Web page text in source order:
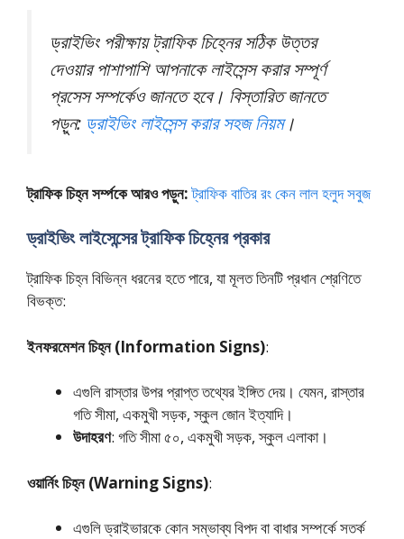
ড্রাইভিং পরীক্ষায় ট্রাফিক চিহ্নের সঠিক উত্তর
দেওয়ার পাশাপাশি আপনাকে লাইসেন্স করার সম্পূর্ণ
প্রসেস সম্পর্কেও জানতে হবে। বিস্তারিত জানতে
পড়ুন: ড্রাইভিং লাইসেন্স করার সহজ নিয়ম।
ট্রাফিক চিহ্ন সর্ম্পকে আরও পড়ুন:ট্রাফিক বাতির রং কেন লাল হলুদ সবুজ
ড্রাইভিং লাইসেন্সের ট্রাফিক চিহ্নের প্রকার
ট্রাফিক চিহ্ন বিভিন্ন ধরনের হতে পারে, যা মূলত তিনটি প্রধান শ্রেণিতে
বিভক্ত:
ইনফরমেশন চিহ্ন (Information Signs):
এগুলি রাস্তার উপর প্রাপ্ত তথ্যের ইঙ্গিত দেয়। যেমন, রাস্তার
গতি সীমা, একমুখী সড়ক, স্কুল জোন ইত্যাদি।
উদাহরণ: গতি সীমা ৫০, একমুখী সড়ক, স্কুল এলাকা।
ওয়ার্নিং চিহ্ন (Warning Signs):
এগুলি ড্রাইভারকে কোন সম্ভাব্য বিপদ বা বাধার সম্পর্কে সতর্ক